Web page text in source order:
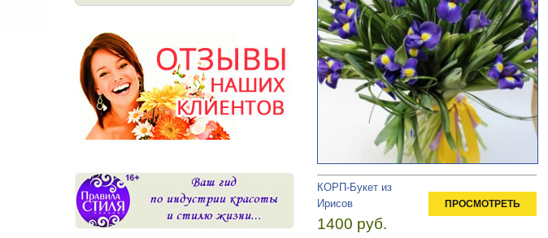
КОРП-Букет из
Ирисов
1400 руб.
ПРОСМОТРЕТЬ